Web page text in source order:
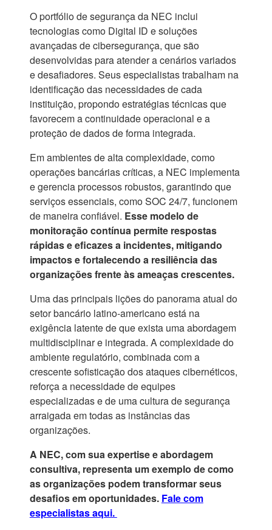
O portfólio de segurança da NEC inclui
tecnologias como Digital ID e soluções
avançadas de cibersegurança, que são
desenvolvidas para atender a cenários variados
e desafiadores. Seus especialistas trabalham na
identificação das necessidades de cada
instituição, propondo estratégias técnicas que
favorecem a continuidade operacional e a
proteção de dados de forma integrada.
Em ambientes de alta complexidade, como
operações bancárias críticas, a NEC implementa
e gerencia processos robustos, garantindo que
serviços essenciais, como SOC 24/7, funcionem
de maneira confiável. Esse modelo de
monitoração contínua permite respostas
rápidas e eficazes a incidentes, mitigando
impactos e fortalecendo a resiliência das
organizações frente às ameaças crescentes.
Uma das principais lições do panorama atual do
setor bancário latino-americano está na
exigência latente de que exista uma abordagem
multidisciplinar e integrada. A complexidade do
ambiente regulatório, combinada com a
crescente sofisticação dos ataques cibernéticos,
reforça a necessidade de equipes
especializadas e de uma cultura de segurança
arraigada em todas as instâncias das
organizações.
A NEC, com sua expertise e abordagem
consultiva, representa um exemplo de como
as organizações podem transformar seus
desafios em oportunidades. Fale com
especialistas aqui.